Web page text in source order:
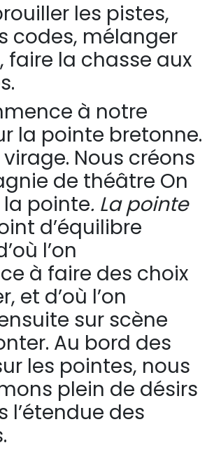
les pistes,
codes, mélanger
faire la chasse aux
à notre
la pointe bretonne.
Nous créons
de théâtre On
pointe. La pointe
d’équilibre
l’on
à faire des choix
et d’où l’on
sur scène
Au bord des
les pointes, nous
plein de désirs
l’étendue des